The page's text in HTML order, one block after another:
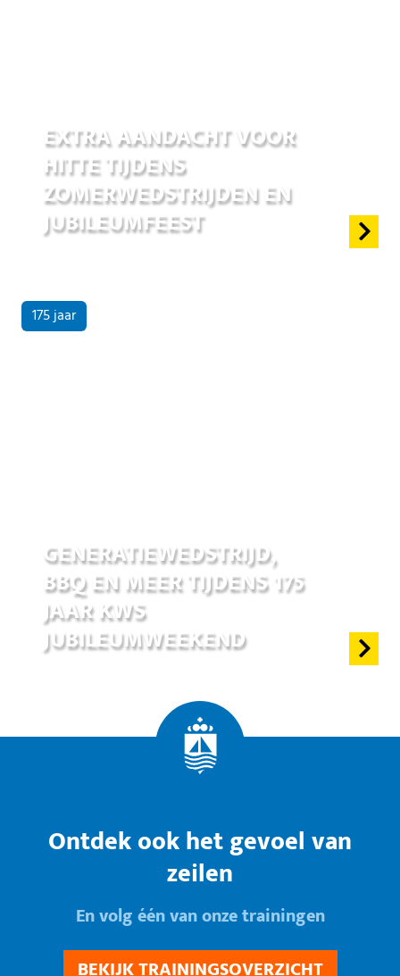
EXTRA AANDACHT VOOR
HITTE TIJDENS
ZOMERWEDSTRIJDEN EN
JUBILEUMFEEST
175 jaar
GENERATIEWEDSTRIJD,
BBQ EN MEER TIJDENS 175
JAAR KWS
JUBILEUMWEEKEND
Ontdek ook het gevoel van
zeilen
En volg één van onze trainingen